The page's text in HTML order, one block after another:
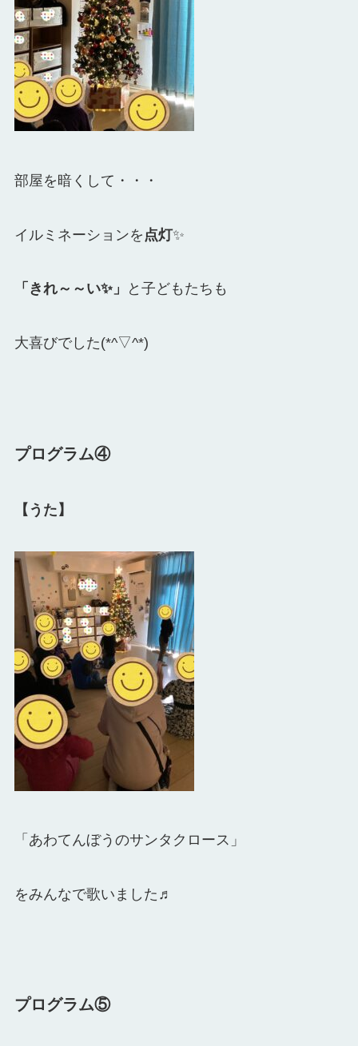
部屋を暗くして・・・
イルミネーションを 点灯✨
「きれ～～い✨」 と子どもたちも
大喜びでした(*^▽^*)
プログラム④
【うた】
「あわてんぼうのサンタクロース」
をみんなで歌いました♬
プログラム⑤